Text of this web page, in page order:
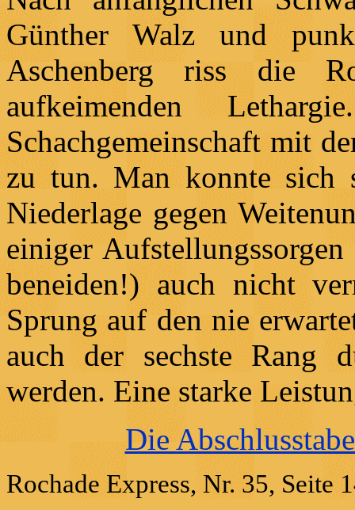
Günther Walz und
Aschenberg riss die
aufkeimenden
Schachgemeinschaft mit
zu tun. Man konnte sich
Niederlage gegen
einiger
beneiden!) auch nicht
Sprung auf den nie
auch der sechste Rang
werden. Eine starke
Die
Rochade Express, Nr. 35, Seite